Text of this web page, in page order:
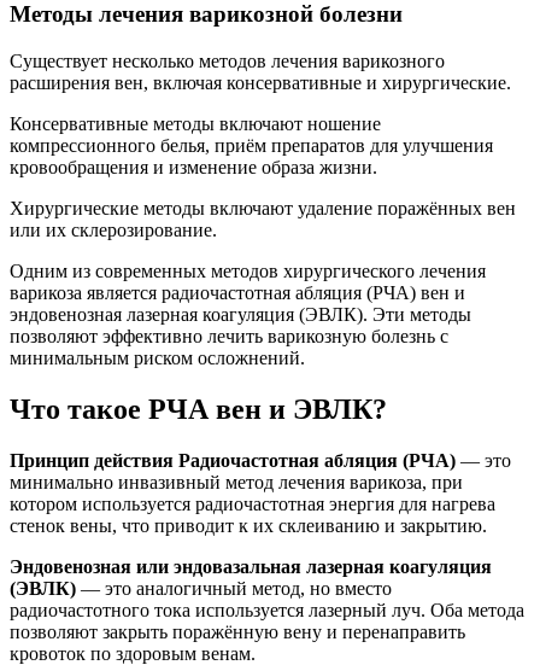
Методы лечения варикозной болезни
Существует несколько методов лечения варикозного
расширения вен, включая консервативные и хирургические.
Консервативные методы включают ношение
компрессионного белья, приём препаратов для улучшения
кровообращения и изменение образа жизни.
Хирургические методы включают удаление поражённых вен
или их склерозирование.
Одним из современных методов хирургического лечения
варикоза является радиочастотная абляция (РЧА) вен и
эндовенозная лазерная коагуляция (ЭВЛК). Эти методы
позволяют эффективно лечить варикозную болезнь с
минимальным риском осложнений.
Что такое РЧА вен и ЭВЛК?
Принцип действия Радиочастотная абляция (РЧА) — это
минимально инвазивный метод лечения варикоза, при
котором используется радиочастотная энергия для нагрева
стенок вены, что приводит к их склеиванию и закрытию.
Эндовенозная или эндовазальная лазерная коагуляция
(ЭВЛК) — это аналогичный метод, но вместо
радиочастотного тока используется лазерный луч. Оба метода
позволяют закрыть поражённую вену и перенаправить
кровоток по здоровым венам.